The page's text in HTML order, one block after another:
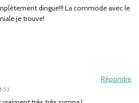
dingue!!! La commode avec le
je trouve!
Répondre